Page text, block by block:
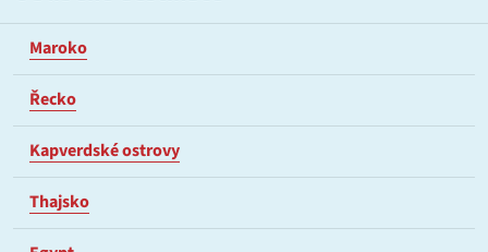
Maroko
Řecko
Kapverdské ostrovy
Thajsko